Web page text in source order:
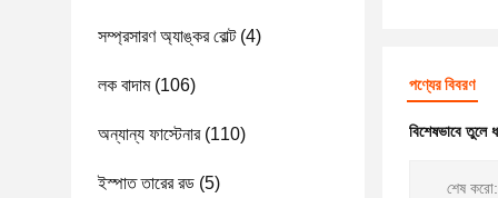
সম্প্রসারণ অ্যাঙ্কর বোল্ট(4)
লক বাদাম(106)
অন্যান্য ফাস্টেনার(110)
ইস্পাত তারের রড (5)
পণ্যের বিবরণ
বিশেষভাবে তুলে
শেষ করো: